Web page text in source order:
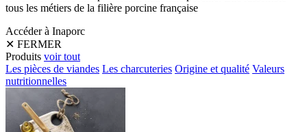
tous les métiers de la filière porcine française
Accéder à Inaporc
✕ FERMER
Produits voir tout
Les pièces de viandes Les charcuteries Origine et qualité Valeurs
nutritionnelles